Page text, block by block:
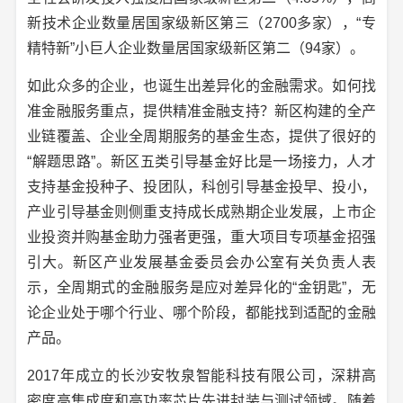
新技术企业数量居国家级新区第三（2700多家），“专
精特新”小巨人企业数量居国家级新区第二（94家）。
如此众多的企业，也诞生出差异化的金融需求。如何找
准金融服务重点，提供精准金融支持？新区构建的全产
业链覆盖、企业全周期服务的基金生态，提供了很好的
“解题思路”。新区五类引导基金好比是一场接力，人才
支持基金投种子、投团队，科创引导基金投早、投小，
产业引导基金则侧重支持成长成熟期企业发展，上市企
业投资并购基金助力强者更强，重大项目专项基金招强
引大。新区产业发展基金委员会办公室有关负责人表
示，全周期式的金融服务是应对差异化的“金钥匙”，无
论企业处于哪个行业、哪个阶段，都能找到适配的金融
产品。
2017年成立的长沙安牧泉智能科技有限公司，深耕高